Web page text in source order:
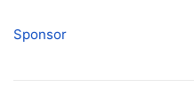
Sponsor